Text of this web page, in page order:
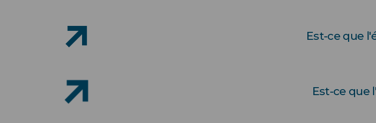
Est-ce que
musculaires, contre 70 % lors d’un
Est-ce que